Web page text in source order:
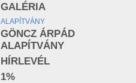
GALÉRIA
ALAPÍTVÁNY
GÖNCZ ÁRPÁD
ALAPÍTVÁNY
HÍRLEVÉL
1%